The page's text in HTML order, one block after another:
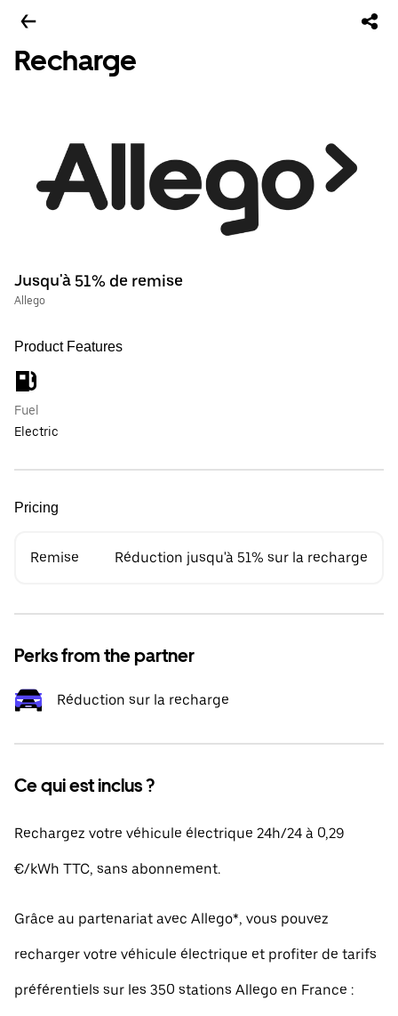
Recharge
Jusqu'à 51% de remise
Allego
Product Features
Fuel
Electric
Pricing
Remise Réduction jusqu'à 51% sur la recharge
Perks from the partner
Réduction sur la recharge
Ce qui est inclus ?
Rechargez votre véhicule électrique 24h/24 à 0,29
€/kWh TTC, sans abonnement.
Grâce au partenariat avec Allego*, vous pouvez
recharger votre véhicule électrique et profiter de tarifs
préférentiels sur les 350 stations Allego en France :